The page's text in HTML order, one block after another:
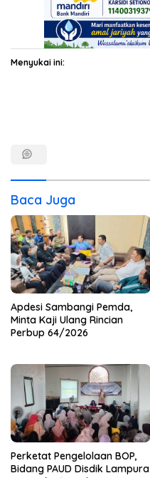
Menyukai ini:
Baca Juga
Apdesi Sambangi Pemda,
Minta Kaji Ulang Rincian
Perbup 64/2026
Perketat Pengelolaan BOP,
Bidang PAUD Disdik Lampura